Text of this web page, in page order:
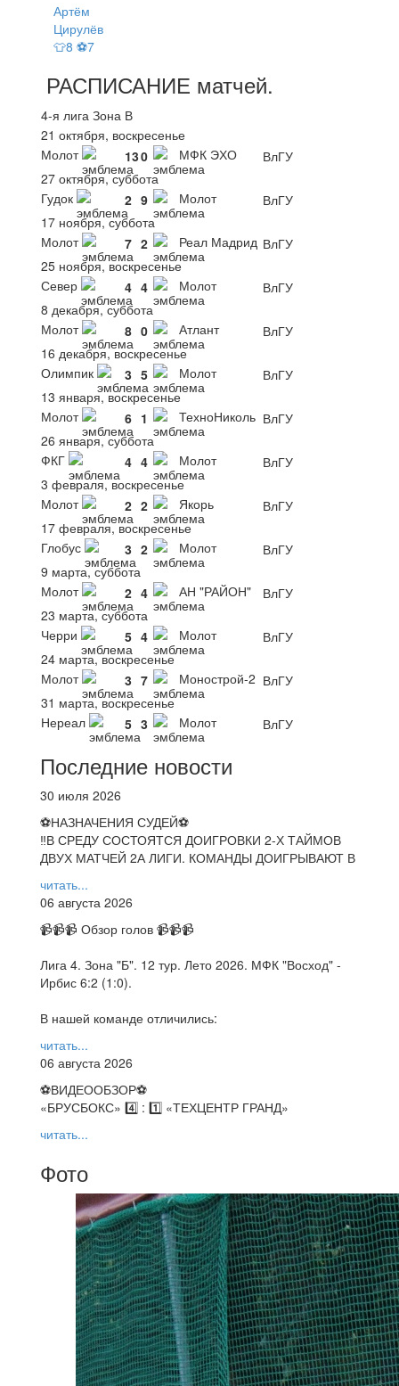
Артём
Цирулёв
👕8 ⚽7
РАСПИСАНИЕ матчей.
4-я лига Зона В
21 октября, воскресенье
Молот
130 МФК ЭХО
ВлГУ
27 октября, суббота
Гудок
2 9 Молот
ВлГУ
17 ноября, суббота
Молот
7 2 Реал Мадрид ВлГУ
25 ноября, воскресенье
Север
4 4 Молот
ВлГУ
8 декабря, суббота
Молот
8 0 Атлант
ВлГУ
16 декабря, воскресенье
Олимпик
3 5 Молот
ВлГУ
13 января, воскресенье
Молот
6 1 ТехноНиколь ВлГУ
26 января, суббота
ФКГ
4 4 Молот
ВлГУ
3 февраля, воскресенье
Молот
2 2 Якорь
ВлГУ
17 февраля, воскресенье
Глобус
3 2 Молот
ВлГУ
9 марта, суббота
Молот
2 4 АН "РАЙОН"
ВлГУ
23 марта, суббота
Черри
5 4 Молот
ВлГУ
24 марта, воскресенье
Молот
3 7 Монострой-2 ВлГУ
31 марта, воскресенье
Нереал
5 3 Молот ВлГУ
Последние новости
30 июля 2026
⚽НАЗНАЧЕНИЯ СУДЕЙ⚽
‼В СРЕДУ СОСТОЯТСЯ ДОИГРОВКИ 2-Х ТАЙМОВ
ДВУХ МАТЧЕЙ 2А ЛИГИ. КОМАНДЫ ДОИГРЫВАЮТ В
читать...
06 августа 2026
📹📹📹 Обзор голов 📹📹📹
Лига 4. Зона "Б". 12 тур. Лето 2026. МФК "Восход" -
Ирбис 6:2 (1:0).
В нашей команде отличились:
читать...
06 августа 2026
⚽️ВИДЕООБЗОР⚽️
«БРУСБОКС» 4️⃣ : 1️⃣ «ТЕХЦЕНТР ГРАНД»
читать...
Фото